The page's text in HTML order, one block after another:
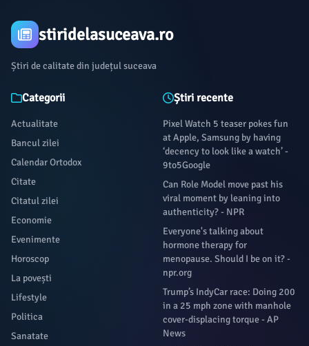
stiridelasuceava.ro
Știri de calitate din județul suceava
Categorii
Actualitate
Bancul zilei
Calendar Ortodox
Citate
Citatul zilei
Economie
Evenimente
Horoscop
La povești
Lifestyle
Politica
Sanatate
Știri recente
Pixel Watch 5 teaser pokes fun
at Apple, Samsung by having
‘decency to look like a watch’ -
9to5Google
Can Role Model move past his
viral moment by leaning into
authenticity? - NPR
Everyone's talking about
hormone therapy for
menopause. Should I be on it? -
npr.org
Trump’s IndyCar race: Doing 200
in a 25 mph zone with manhole
cover-displacing torque - AP
News